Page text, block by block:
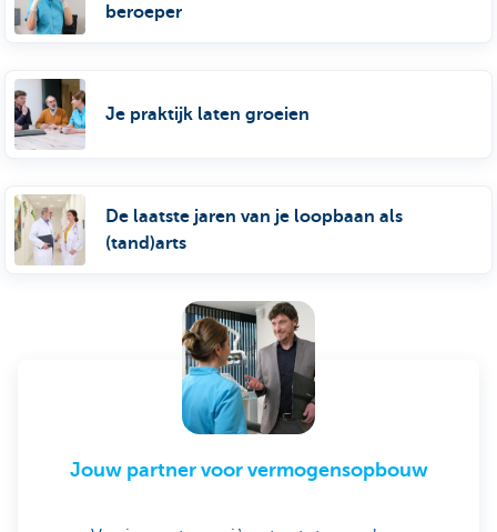
beroeper
Je praktijk laten groeien
De laatste jaren van je loopbaan als
(tand)arts
Jouw partner voor vermogensopbouw